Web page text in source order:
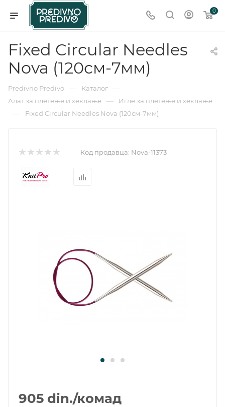
0
Fixed Circular Needles
Nova (120см-7мм)
Predivno Predivo — Каталог —
Алат за плетење и хеклање — Игле за плетење и хеклање
— Fixed Circular Needles Nova (120см-7мм)
Код продавца: Nova-11373
905 din./комад